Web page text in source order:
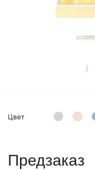
Цвет
Предзаказ